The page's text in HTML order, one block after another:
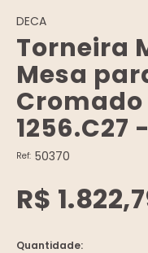
DECA
Torneira
Mesa
Cromado
Ref: 50370
R$
Quantidade: